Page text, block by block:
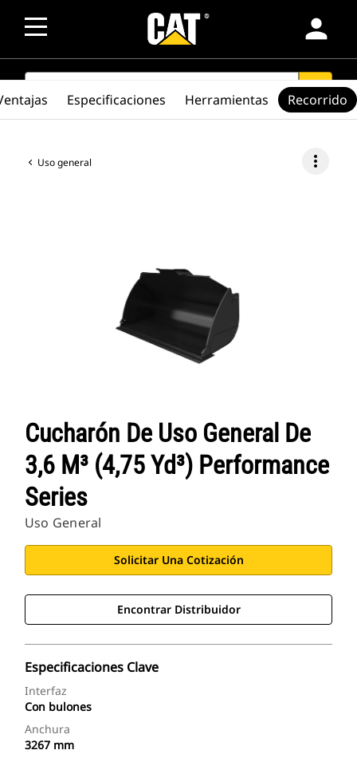
person
SEARCH search
Uso general more_vert
Cucharón De Uso General De
3,6 M³ (4,75 Yd³) Performance
Series
Uso General
Solicitar Una Cotización
Encontrar Distribuidor
Especificaciones Clave
Interfaz
Con bulones
Anchura
3267 mm
Especificaciones Herramientas Recorrido